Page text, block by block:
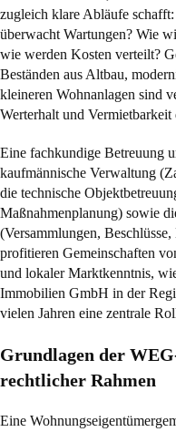
zugleich klare Abläufe
überwacht Wartungen? Wie
wie werden Kosten verteilt?
Beständen aus Altbau,
kleineren Wohnanlagen sind
Werterhalt und Vermietbarkeit
Eine fachkundige Betreuung
kaufmännische Verwaltung
die technische
Maßnahmenplanung) sowie
(Versammlungen,
profitieren Gemeinschaften
und lokaler Marktkenntnis,
Immobilien GmbH in der
vielen Jahren eine zentrale
Grundlagen der
rechtlicher Rahmen
Eine